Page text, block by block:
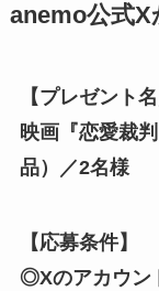
anemo公式X
【プレゼント
映画『恋愛裁
品）／2名様
【応募条件】
◎Xのアカウン